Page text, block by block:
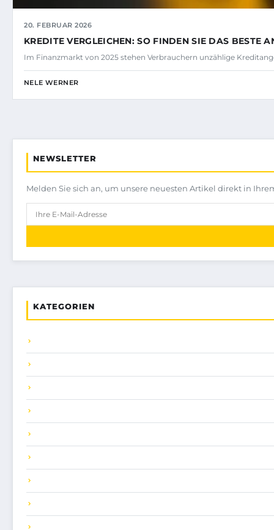
20. FEBRUAR 2026
KREDITE VERGLEICHEN: SO FINDEN SIE DAS BESTE
Im Finanzmarkt von 2025 stehen Verbrauchern unzählige
NELE WERNER
NEWSLETTER
Melden Sie sich an, um unsere neuesten Artikel direkt in
KATEGORIEN